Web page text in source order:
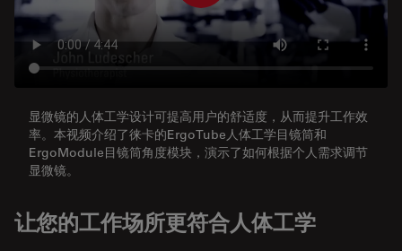
显微镜的人体工学设计可提高用户的舒适度，从而提升工作效
率。本视频介绍了徕卡的ErgoTube人体工学目镜筒和
ErgoModule目镜筒角度模块，演示了如何根据个人需求调节
显微镜。
让您的工作场所更符合人体工学